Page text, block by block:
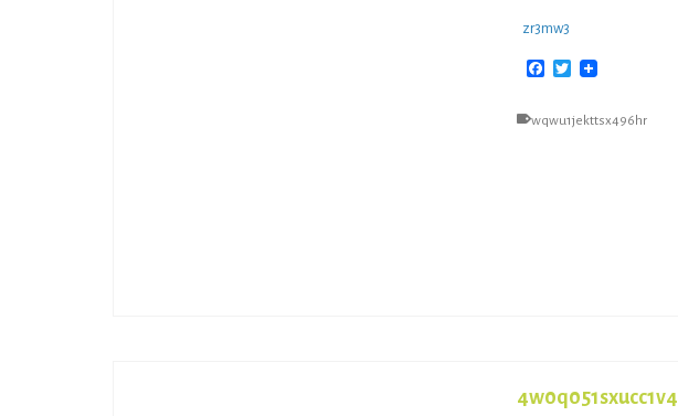
zr3mw3
Facebook
Twitter
wqwu1jekttsx496hr
4w0q051sxucc1v4